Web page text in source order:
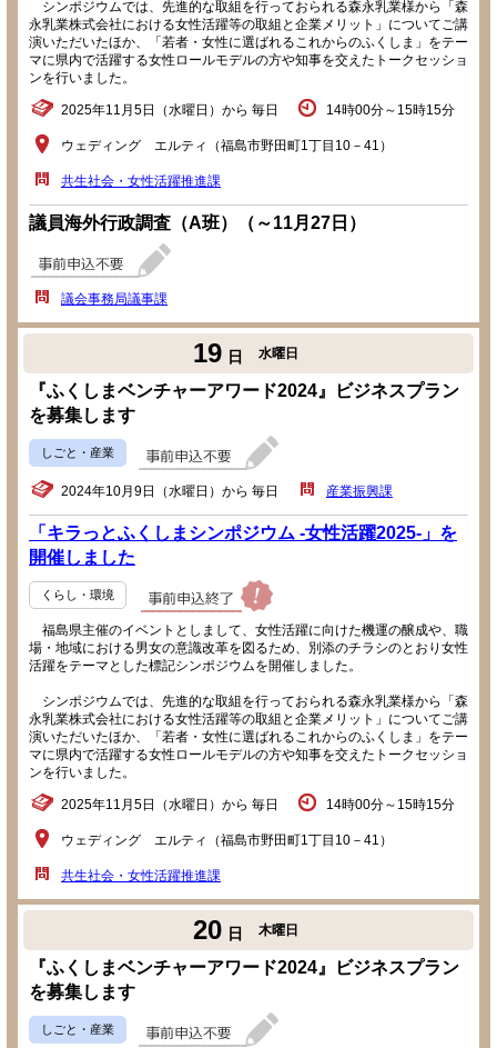
シンポジウムでは、先進的な取組を行っておられる森永乳業様から「森
永乳業株式会社における女性活躍等の取組と企業メリット」についてご講
演いただいたほか、「若者・女性に選ばれるこれからのふくしま」をテー
マに県内で活躍する女性ロールモデルの方や知事を交えたトークセッショ
ンを行いました。
2025年11月5日（水曜日）から 毎日 14時00分～15時15分
ウェディング エルティ（福島市野田町1丁目10－41）
共生社会・女性活躍推進課
議員海外行政調査（A班）（～11月27日）
議会事務局議事課
19 日 水曜日
『ふくしまベンチャーアワード2024』ビジネスプラン
を募集します
しごと・産業
2024年10月9日（水曜日）から 毎日 産業振興課
「キラっとふくしまシンポジウム -女性活躍2025-」を
開催しました
くらし・環境
福島県主催のイベントとしまして、女性活躍に向けた機運の醸成や、職
場・地域における男女の意識改革を図るため、別添のチラシのとおり女性
活躍をテーマとした標記シンポジウムを開催しました。
シンポジウムでは、先進的な取組を行っておられる森永乳業様から「森
永乳業株式会社における女性活躍等の取組と企業メリット」についてご講
演いただいたほか、「若者・女性に選ばれるこれからのふくしま」をテー
マに県内で活躍する女性ロールモデルの方や知事を交えたトークセッショ
ンを行いました。
2025年11月5日（水曜日）から 毎日 14時00分～15時15分
ウェディング エルティ（福島市野田町1丁目10－41）
共生社会・女性活躍推進課
20 日 木曜日
『ふくしまベンチャーアワード2024』ビジネスプラン
を募集します
しごと・産業